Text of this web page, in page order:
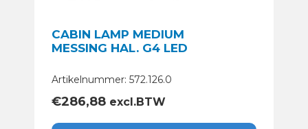
CABIN LAMP MEDIUM
MESSING HAL. G4 LED
Artikelnummer: 572.126.0
€286,88 excl.BTW